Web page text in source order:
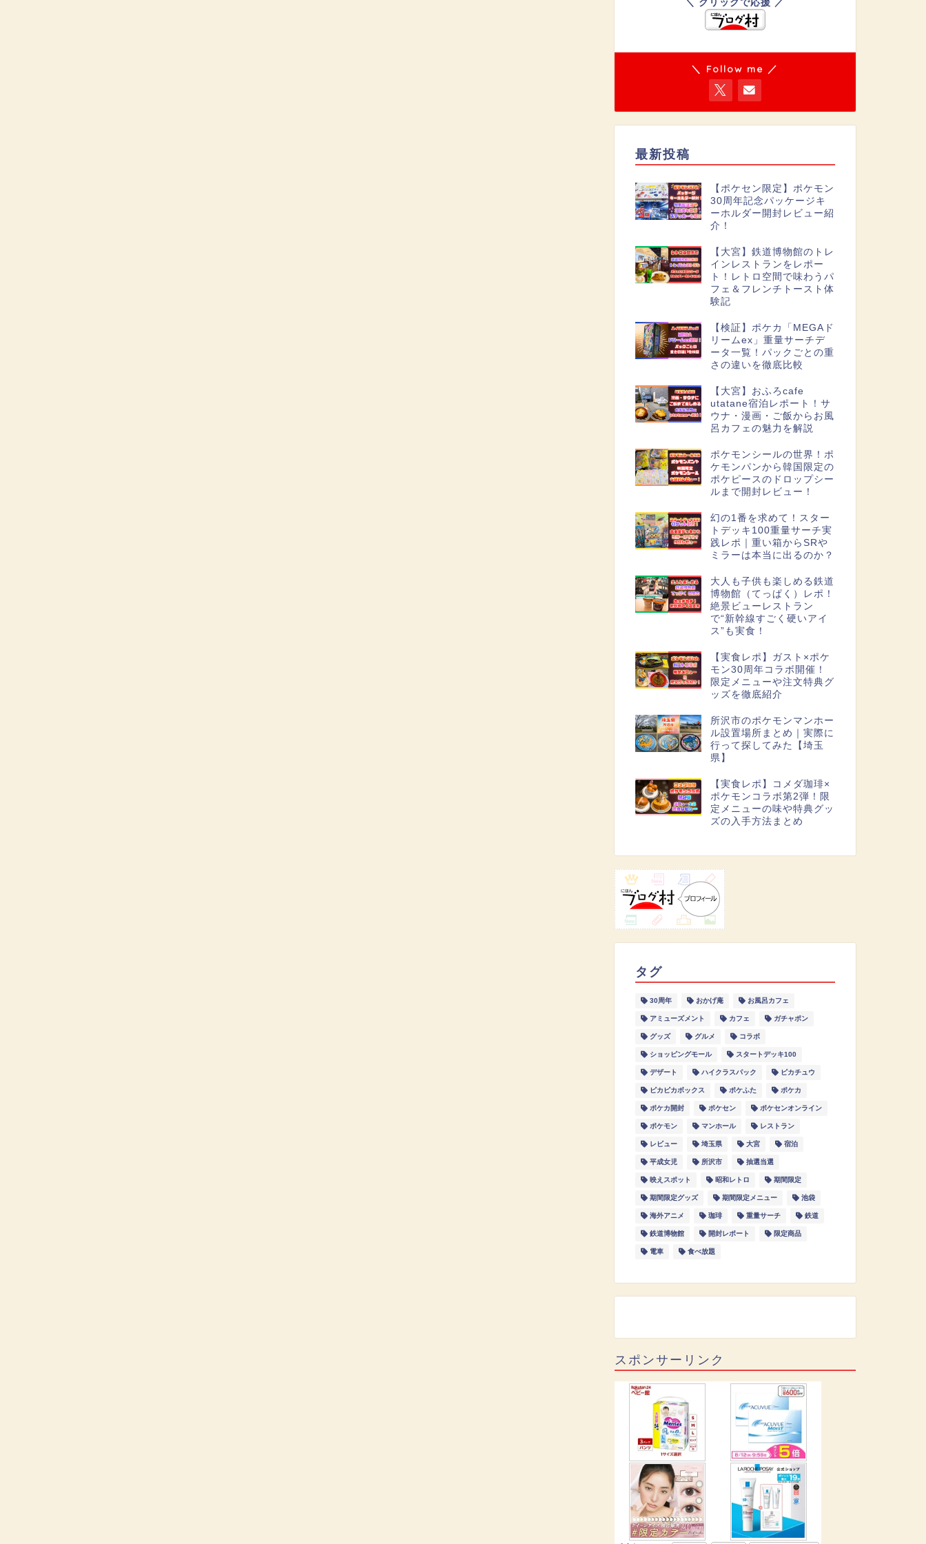
＼ クリックで応援 ／
＼ Follow me ／
最新投稿
【ポケセン限定】ポケモン
30周年記念パッケージキ
ーホルダー開封レビュー紹
介！
【大宮】鉄道博物館のトレ
インレストランをレポー
ト！レトロ空間で味わうパ
フェ＆フレンチトースト体
験記
【検証】ポケカ「MEGAド
リームex」重量サーチデ
ータ一覧！パックごとの重
さの違いを徹底比較
【大宮】おふろcafe
utatane宿泊レポート！サ
ウナ・漫画・ご飯からお風
呂カフェの魅力を解説
ポケモンシールの世界！ポ
ケモンパンから韓国限定の
ポケピースのドロップシー
ルまで開封レビュー！
幻の1番を求めて！スター
トデッキ100重量サーチ実
践レポ｜重い箱からSRや
ミラーは本当に出るのか？
大人も子供も楽しめる鉄道
博物館（てっぱく）レポ！
絶景ビューレストラン
で“新幹線すごく硬いアイ
ス”も実食！
【実食レポ】ガスト×ポケ
モン30周年コラボ開催！
限定メニューや注文特典グ
ッズを徹底紹介
所沢市のポケモンマンホー
ル設置場所まとめ｜実際に
行って探してみた【埼玉
県】
【実食レポ】コメダ珈琲×
ポケモンコラボ第2弾！限
定メニューの味や特典グッ
ズの入手方法まとめ
タグ
30周年 おかげ庵 お風呂カフェ
アミューズメント カフェ ガチャポン
グッズ グルメ コラボ
ショッピングモール スタートデッキ100
デザート ハイクラスパック ピカチュウ
ピカピカボックス ポケふた ポケカ
ポケカ開封 ポケセン ポケセンオンライン
ポケモン マンホール レストラン
レビュー 埼玉県 大宮 宿泊
平成女児 所沢市 抽選当選
映えスポット 昭和レトロ 期間限定
期間限定グッズ 期間限定メニュー 池袋
海外アニメ 珈琲 重量サーチ 鉄道
鉄道博物館 開封レポート 限定商品
電車 食べ放題
スポンサーリンク